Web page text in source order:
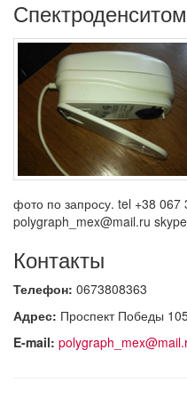
фото по запросу. tel +38 067
polygraph_mex@mail.ru
Контакты
Телефон: 0673808363
Адрес: Проспект Победы
E-mail: